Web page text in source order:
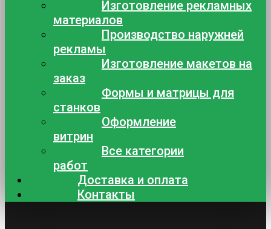
Изготовление рекламных
материалов
Производство наружней
рекламы
Изготовление макетов на
заказ
Формы и матрицы для
станков
Оформление
витрин
Все категории
работ
Доставка и оплата
Контакты